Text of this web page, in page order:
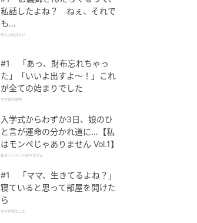
私話したよね？ ねぇ、それで
も…
ぜんぶ私のせい
#1 「あっ、財布忘れちゃっ
た」「いいよ出すよ〜！」これ
が全ての始まりでした
ママ友の財布
入学式からわずか3日、娘のひ
と言が運命の分かれ道に…【私
はモンペじゃありません Vol.1】
私はモンペじゃありません
#1 「ママ、生きてるよね？」
寝ていると思って部屋を開けた
ら
ママが家出した